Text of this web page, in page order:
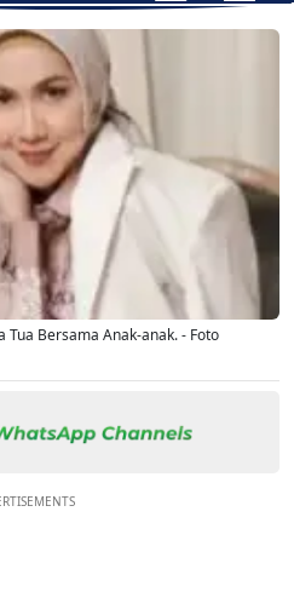
Bersama Anak-anak. - Foto